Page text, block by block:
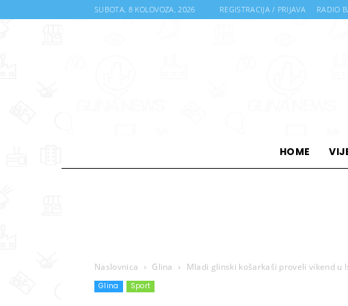
SUBOTA, 8 KOLOVOZA, 2026 REGISTRACIJA / PRIJAVA RADIO
HOME
Naslovnica Glina Mladi glinski košarkaši proveli vikend u
Glina Sport